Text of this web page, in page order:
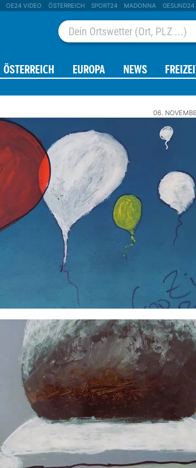
OE24 VIDEO ÖSTERREICH SPORT24 MADONNA GESUND24
ÖSTERREICH EUROPA NEWS
06.